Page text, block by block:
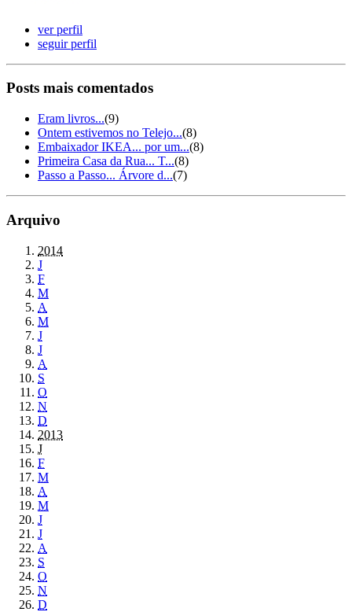
ver perfil
seguir perfil
Posts mais comentados
Eram livros...(9)
Ontem estivemos no Telejo...(8)
Embaixador IKEA... por um...(8)
Primeira Casa da Rua... T...(8)
Passo a Passo... Árvore d...(7)
Arquivo
2014
J
F
M
A
M
J
J
A
S
O
N
D
2013
J
F
M
A
M
J
J
A
S
O
N
D